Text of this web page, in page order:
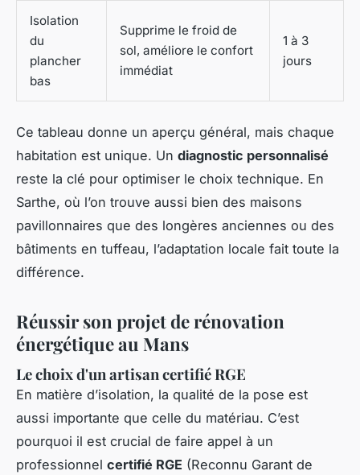
Isolation
du
plancher
bas
Supprime le froid de
sol, améliore le confort
immédiat
1 à 3
jours
Ce tableau donne un aperçu général, mais chaque
habitation est unique. Un diagnostic personnalisé
reste la clé pour optimiser le choix technique. En
Sarthe, où l’on trouve aussi bien des maisons
pavillonnaires que des longères anciennes ou des
bâtiments en tuffeau, l’adaptation locale fait toute la
différence.
Réussir son projet de rénovation
énergétique au Mans
Le choix d'un artisan certifié RGE
En matière d’isolation, la qualité de la pose est
aussi importante que celle du matériau. C’est
pourquoi il est crucial de faire appel à un
professionnel certifié RGE (Reconnu Garant de